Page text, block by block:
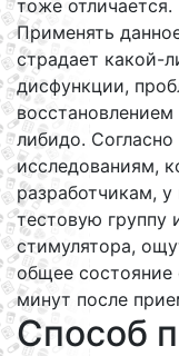
тоже отличается.
Применять
страдает какой-
дисфункции,
либидо.
исследованиям,
разработчикам,
тестовую группу
стимулятора,
общее состояние
минут после
Способ